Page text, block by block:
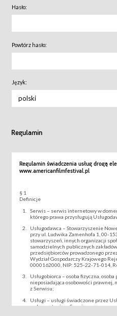
Hasło:
Powtórz hasło:
Język:
polski
Regulamin
Regulamin świadczenia usług drogą
www.americanfilmfestival.pl
§ 1
Definicje
Serwis – serwis internetowy w
którego prawa przysługują
Usługodawca – Stowarzyszenie
przy ul. Ludwika Zamenhofa 1, 00-
stowarzyszeń, innych organizacji
samodzielnych publicznych
przedsiębiorców prowadzonego
Wydział Gospodarczy Krajowego
0000162000, NIP: 525-22-71-014,
Usługobiorca – osoba fizyczna,
nieposiadająca osobowości prawnej,
z Serwisu;
Usługi – usługi świadczone przez
wykorzystaniem Serwisu;